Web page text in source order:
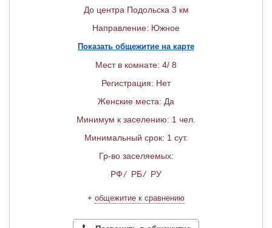
До центра Подольска 3 км
Направление: Южное
Показать общежитие на карте
Мест в комнате: 4/ 8
Регистрация: Нет
Женские места: Да
Минимум к заселению: 1 чел.
Минимальный срок: 1 сут.
Гр-во заселяемых:
РФ/ РБ/ РУ
+ общежитие к сравнению